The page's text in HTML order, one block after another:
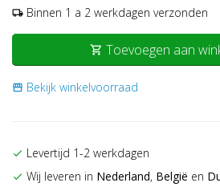
local_shipping Binnen 1 a 2 werkdagen verzonden
shopping_cart Toevoegen aan
storefront Bekijk winkelvoorraad
check Levertijd 1-2 werkdagen
check Wij leveren in Nederland, België en